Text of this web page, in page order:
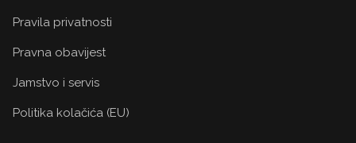
Pravila privatnosti
Pravna obavijest
Jamstvo i servis
Politika kolačića (EU)